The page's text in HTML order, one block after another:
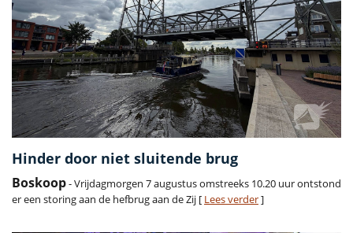
Hinder door niet sluitende brug
Boskoop- Vrijdagmorgen 7 augustus omstreeks 10.20 uur ontstond
er een storing aan de hefbrug aan de Zij [ Lees verder]